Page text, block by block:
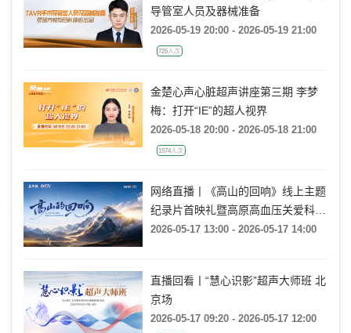
导管室人员及器械准备
2026-05-19 20:00 - 2026-05-19 21:00
725人次
金楚心声心脏超声讲座第三期 李梦
梅：打开“IE”的超人视界
2026-05-18 20:00 - 2026-05-18 21:00
1574人次
网络直播丨《高山的回响》线上主题
纪录片首映礼暨高原高血压关爱科普
行动
2026-05-17 13:00 - 2026-05-17 14:00
直播回看丨“慧心识影”超声大师班 北
京场
2026-05-17 09:20 - 2026-05-17 12:00